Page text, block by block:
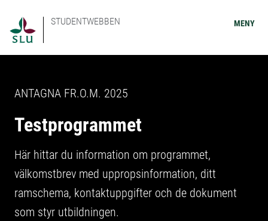
STUDENTWEBBEN MENY
ANTAGNA FR.O.M. 2025
Testprogrammet
Här hittar du information om programmet,
välkomstbrev med uppropsinformation, ditt
ramschema, kontaktuppgifter och de dokument
som styr utbildningen.